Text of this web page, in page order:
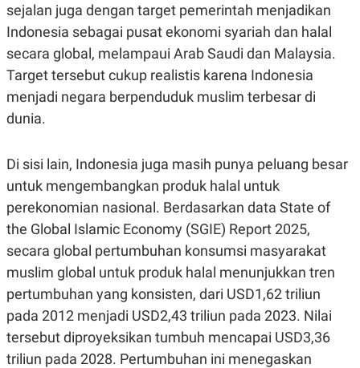
sejalan juga dengan target pemerintah menjadikan
Indonesia sebagai pusat ekonomi syariah dan halal
secara global, melampaui Arab Saudi dan Malaysia.
Target tersebut cukup realistis karena Indonesia
menjadi negara berpenduduk muslim terbesar di
dunia.
Di sisi lain, Indonesia juga masih punya peluang besar
untuk mengembangkan produk halal untuk
perekonomian nasional. Berdasarkan data State of
the Global Islamic Economy (SGIE) Report 2025,
secara global pertumbuhan konsumsi masyarakat
muslim global untuk produk halal menunjukkan tren
pertumbuhan yang konsisten, dari USD1,62 triliun
pada 2012 menjadi USD2,43 triliun pada 2023. Nilai
tersebut diproyeksikan tumbuh mencapai USD3,36
triliun pada 2028. Pertumbuhan ini menegaskan